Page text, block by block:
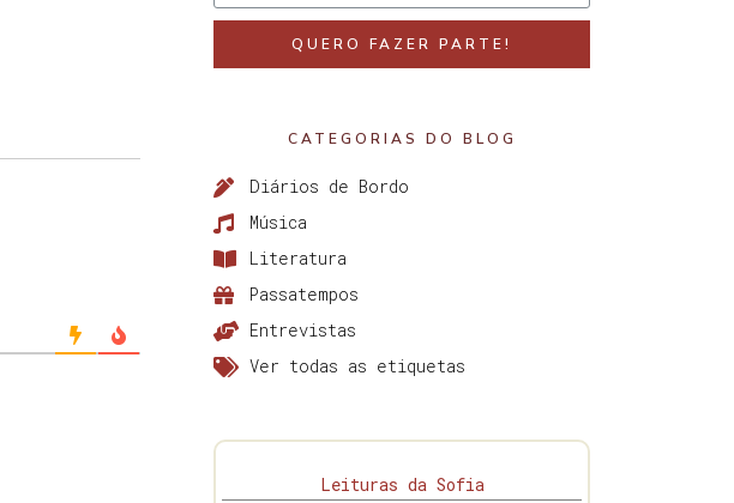
QUERO FAZER PARTE!
CATEGORIAS DO BLOG
Diários de Bordo
Música
Literatura
Passatempos
Entrevistas
Ver todas as etiquetas
Leituras da Sofia